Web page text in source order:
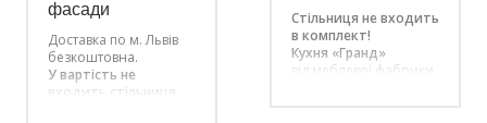
фасадів підкреслює
сучасний стиль, а
продумані модулі
роблять кухню
фасади
Доставка по м. Львів
безкоштовна.
У вартість не
входить стільниця.
Стільниця не входить
в комплект!
Кухня «Гранд»
від меблевої фабрики